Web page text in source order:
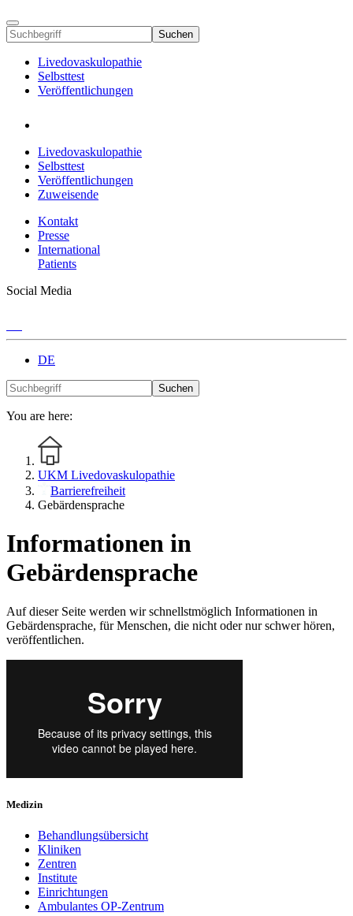
Suchen
Livedovaskulopathie
Selbsttest
Veröffentlichungen
Livedovaskulopathie
Selbsttest
Veröffentlichungen
Zuweisende
Kontakt
Presse
International
Patients
Social Media
DE
Suchen
You are here:
UKM Livedovaskulopathie
Barrierefreiheit
Gebärdensprache
Informationen in
Gebärdensprache
Auf dieser Seite werden wir schnellstmöglich Informationen in
Gebärdensprache, für Menschen, die nicht oder nur schwer hören,
veröffentlichen.
Medizin
Behandlungsübersicht
Kliniken
Zentren
Institute
Einrichtungen
Ambulantes OP-Zentrum